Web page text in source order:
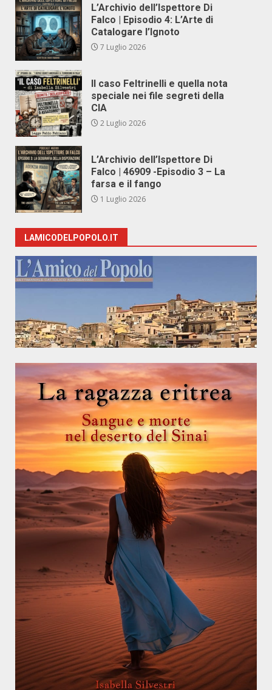
L’Archivio dell’Ispettore Di
Falco | Episodio 4: L’Arte di
Catalogare l’Ignoto
7 Luglio 2026
Il caso Feltrinelli e quella nota
speciale nei file segreti della
CIA
2 Luglio 2026
L’Archivio dell’Ispettore Di
Falco | 46909 -Episodio 3 – La
farsa e il fango
1 Luglio 2026
LAMICODELPOPOLO.IT